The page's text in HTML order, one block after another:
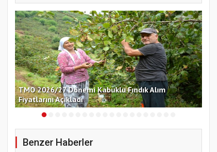
TMO 2026/27 Dönemi Kabuklu Fındık Alım
Fiyatlarını Açıkladı
Benzer Haberler